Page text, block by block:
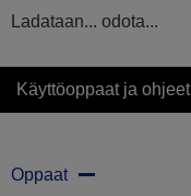
Ladataan... odota...
Käyttöoppaat ja ohjeet
Oppaat